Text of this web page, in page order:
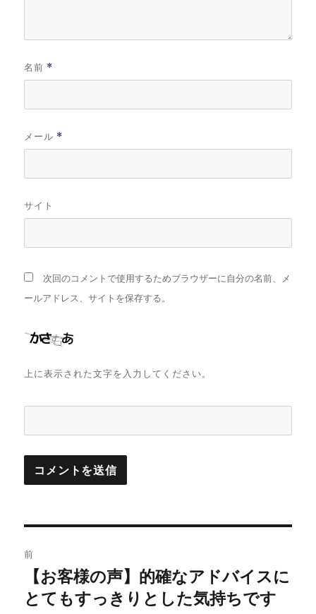
名前 *
メール *
サイト
次回のコメントで使用するためブラウザーに自分の名前、メ
ールアドレス、サイトを保存する。
上に表示された文字を入力してください。
稿
ナ
前
の
【お客様の声】的確なアドバイスに
とてもすっきりとした気持ちです